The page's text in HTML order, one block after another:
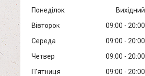
Понеділок
Вихідний
Вівторок
09:00
20:00
Середа
09:00
20:00
Четвер
09:00
20:00
Пʼятниця
09:00
20:00